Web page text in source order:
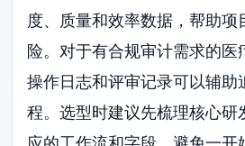
度、质量和效率数据，帮助项
险。对于有合规审计需求的医
操作日志和评审记录可以辅助
程。选型时建议先梳理核心研